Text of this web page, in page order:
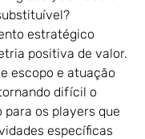
estratégico
positiva de valor.
escopo e atuação
difícil o
os players que
específicas